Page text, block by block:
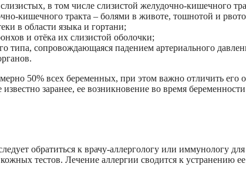
в том числе слизистой желудочно-кишечного
кишечного тракта – болями в животе, тошнотой и
в области языка и гортани;
и отёка их слизистой оболочки;
типа, сопровождающаяся падением артериального
50% всех беременных, при этом важно отличить его
заранее, ее возникновение во время беременности
обратиться к врачу-аллергологу или иммунологу для
тестов. Лечение аллергии сводится к устранению ее